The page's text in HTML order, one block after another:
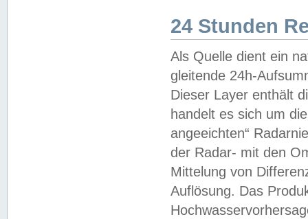
24 Stunden
Als Quelle dient ein
gleitende 24h-
Dieser Layer enthält
handelt es sich um
angeeichten“
der Radar- mit den
Mittelung von
Auflösung. Das